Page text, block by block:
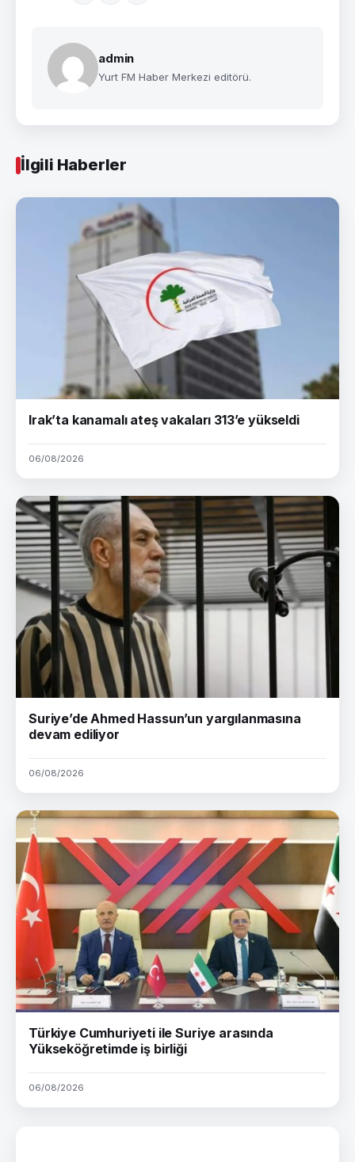
admin
Yurt FM Haber Merkezi editörü.
İlgili Haberler
Irak’ta kanamalı ateş vakaları 313’e yükseldi
06/08/2026
Suriye’de Ahmed Hassun’un yargılanmasına
devam ediliyor
06/08/2026
Türkiye Cumhuriyeti ile Suriye arasında
Yükseköğretimde iş birliği
06/08/2026